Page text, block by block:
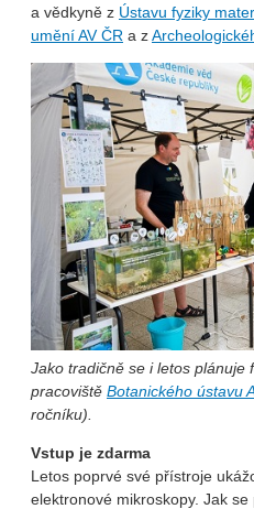
a vědkyně z Ústavu fyziky
umění AV ČR a z
Jako tradičně se i letos plánuje
pracoviště Botanického ústavu
ročníku).
Vstup je zdarma
Letos poprvé své přístroje
elektronové mikroskopy. Jak